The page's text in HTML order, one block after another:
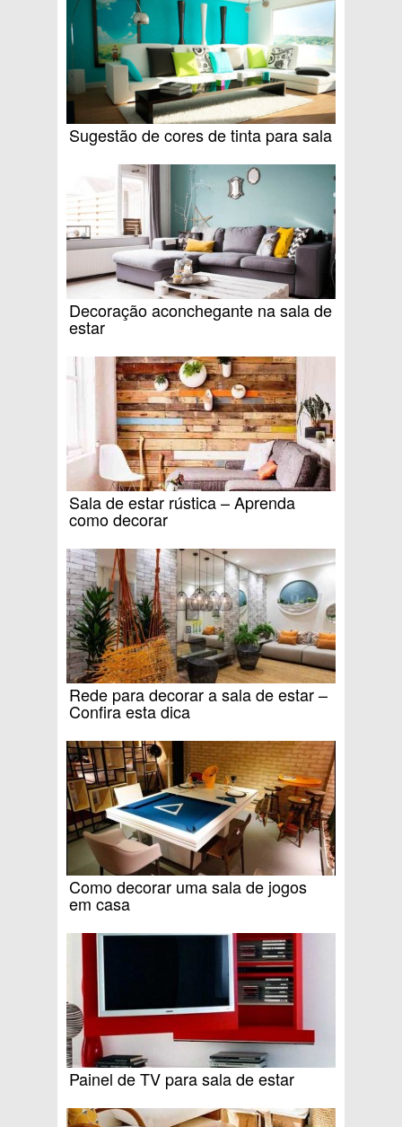
Sugestão de cores de tinta para sala
Decoração aconchegante na sala de
estar
Sala de estar rústica – Aprenda
como decorar
Rede para decorar a sala de estar –
Confira esta dica
Como decorar uma sala de jogos
em casa
Painel de TV para sala de estar